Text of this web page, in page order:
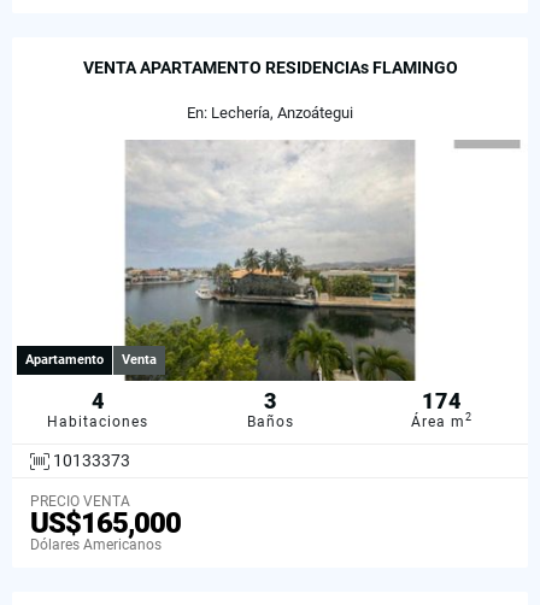
VENTA APARTAMENTO RESIDENCIAs FLAMINGO
En: Lechería, Anzoátegui
Apartamento Venta
4
Habitaciones
3
Baños
174
Área m2
10133373
PRECIO VENTA
US$165,000
Dólares Americanos